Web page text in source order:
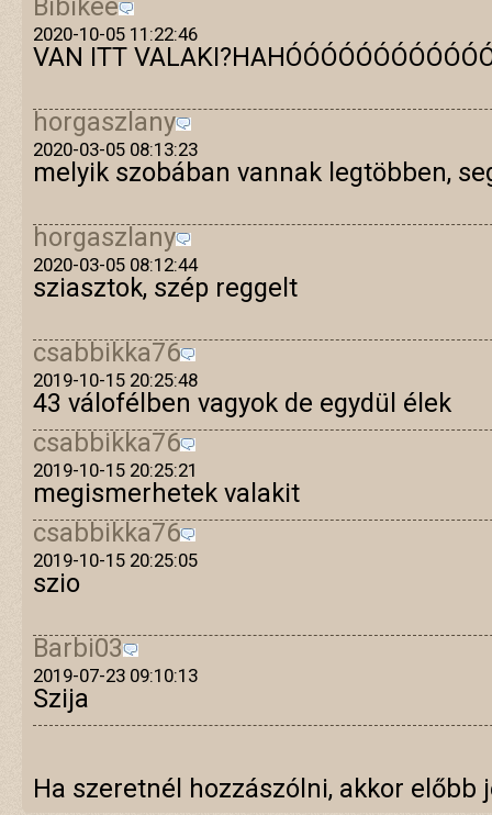
Bibikee
2020-10-05 11:22:46
VAN ITT
horgaszlany
2020-03-05 08:13:23
melyik szobában vannak legtöbben,
horgaszlany
2020-03-05 08:12:44
sziasztok, szép reggelt
csabbikka76
2019-10-15 20:25:48
43 válofélben vagyok de egydül élek
csabbikka76
2019-10-15 20:25:21
megismerhetek valakit
csabbikka76
2019-10-15 20:25:05
szio
Barbi03
2019-07-23 09:10:13
Szija
Ha szeretnél hozzászólni, akkor előbb